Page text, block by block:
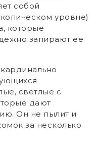
собой
уровне)
которые
запирают ее
светлые с
дают
Он не пылит и
за несколько